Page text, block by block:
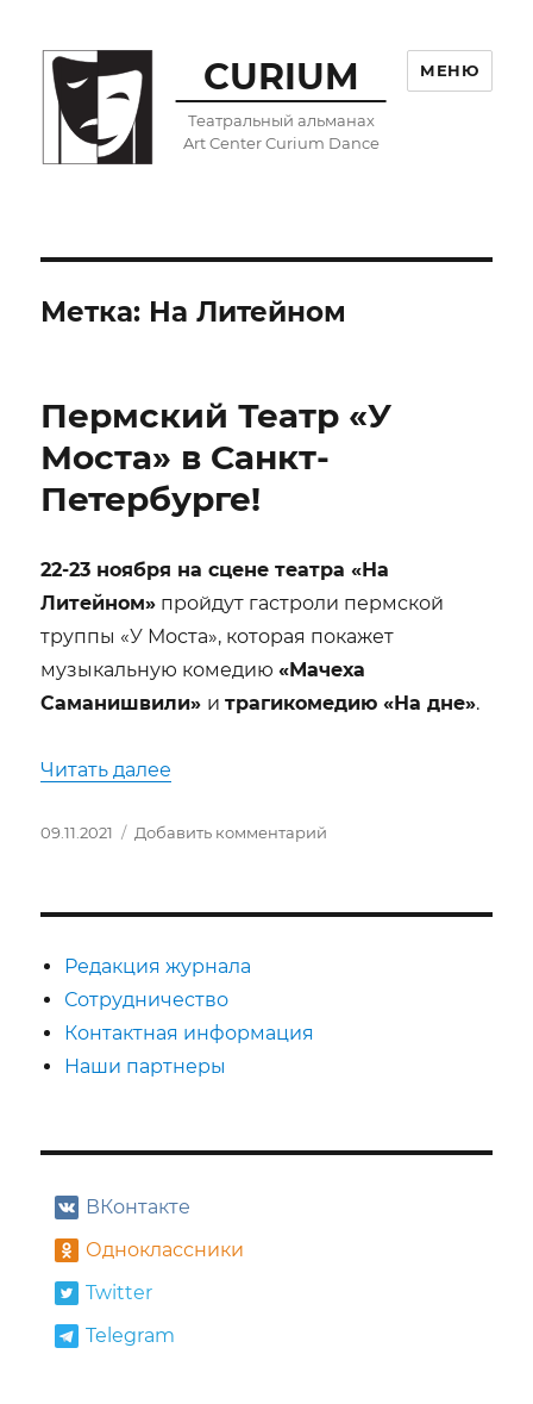
CURIUM
Театральный альманах
Art Center Curium Dance
МЕНЮ
Метка: На Литейном
Пермский Театр «У
Моста» в Санкт-
Петербурге!
22-23 ноября на сцене театра «На
Литейном» пройдут гастроли пермской
труппы «У Моста», которая покажет
музыкальную комедию«Мачеха
Саманишвили» итрагикомедию «На дне».
Читать далее
Опубликовано
09.11.2021 Добавить комментарий
Редакция журнала
Сотрудничество
Контактная информация
Наши партнеры
ВКонтакте
Одноклассники
Twitter
Telegram